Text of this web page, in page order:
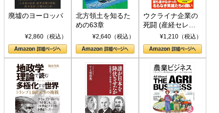
廃墟のヨーロッパ
¥2,860（税込）
北方領土を知るた
めの63章
¥2,640（税込）
ウクライナ企業の
死闘 (産経セレク
ト S 039)¥1,210（税込）